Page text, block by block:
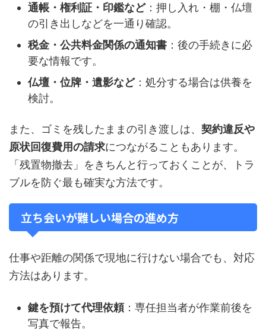
通帳・権利証・印鑑など：押し入れ・棚・仏壇
の引き出しなどを一通り確認。
税金・公共料金関係の通知書 ：後の手続きに必
要な情報です。
仏壇・位牌・遺影など：処分する場合は供養を
検討。
また、ゴミを残したままの引き渡しは、 契約違反や
原状回復費用の請求につながることもあります。
「残置物撤去」をきちんと行っておくことが、トラ
ブルを防ぐ最も確実な方法です。
立ち会いが難しい場合の進め方
仕事や距離の関係で現地に行けない場合でも、対応
方法はあります。
鍵を預けて代理依頼：専任担当者が作業前後を
写真で報告。